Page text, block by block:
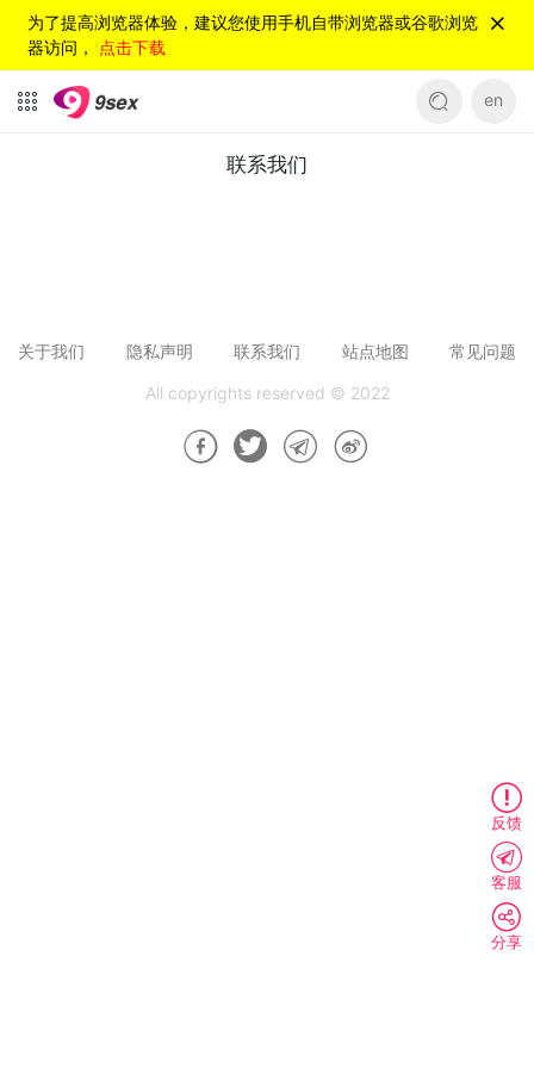
为了提高浏览器体验，建议您使用手机自带浏览器或谷歌浏览
器访问， 点击下载
en
联系我们
反馈
客服
分享
关于我们 隐私声明 联系我们 站点地图 常见问题
All copyrights reserved © 2022